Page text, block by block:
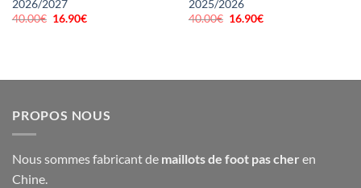
2026/2027
40.00€ Le
16.90€Le
2025/2026
40.00€ Le
16.90€Le
PROPOS NOUS
Nous sommes fabricant de maillots de foot pas cher en
Chine.